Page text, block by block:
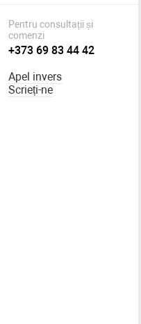
Pentru consultații și
comenzi
+373 69 83 44 42
Apel invers
Scrieți-ne